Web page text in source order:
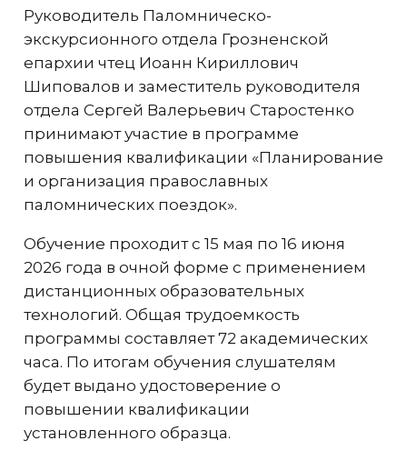
Руководитель Паломническо-
экскурсионного отдела Грозненской
епархии чтец Иоанн Кириллович
Шиповалов и заместитель руководителя
отдела Сергей Валерьевич Старостенко
принимают участие в программе
повышения квалификации «Планирование
и организация православных
паломнических поездок».
Обучение проходит с 15 мая по 16 июня
2026 года в очной форме с применением
дистанционных образовательных
технологий. Общая трудоемкость
программы составляет 72 академических
часа. По итогам обучения слушателям
будет выдано удостоверение о
повышении квалификации
установленного образца.